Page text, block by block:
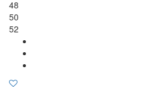
48
50
52